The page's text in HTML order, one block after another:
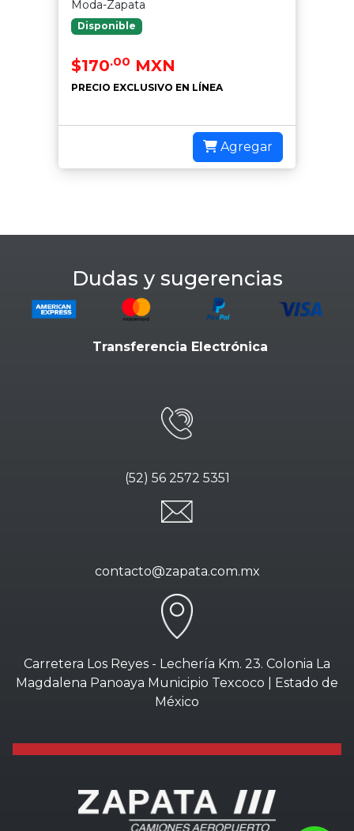
Disponible
$170 .00 MXN
PRECIO EXCLUSIVO EN LÍNEA
Agregar
Dudas y sugerencias
Transferencia Electrónica
(52) 56 2572 5351
contacto@zapata.com.mx
Carretera Los Reyes - Lechería Km. 23. Colonia La
Magdalena Panoaya Municipio Texcoco | Estado de
México